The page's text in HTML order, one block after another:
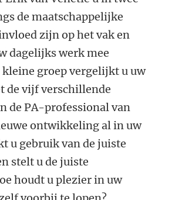
de maatschappelijke
zijn op het vak en
dagelijks werk mee
kleine groep vergelijkt u uw
de vijf verschillende
de PA-professional van
ontwikkeling al in uw
u gebruik van de juiste
stelt u de juiste
houdt u plezier in uw